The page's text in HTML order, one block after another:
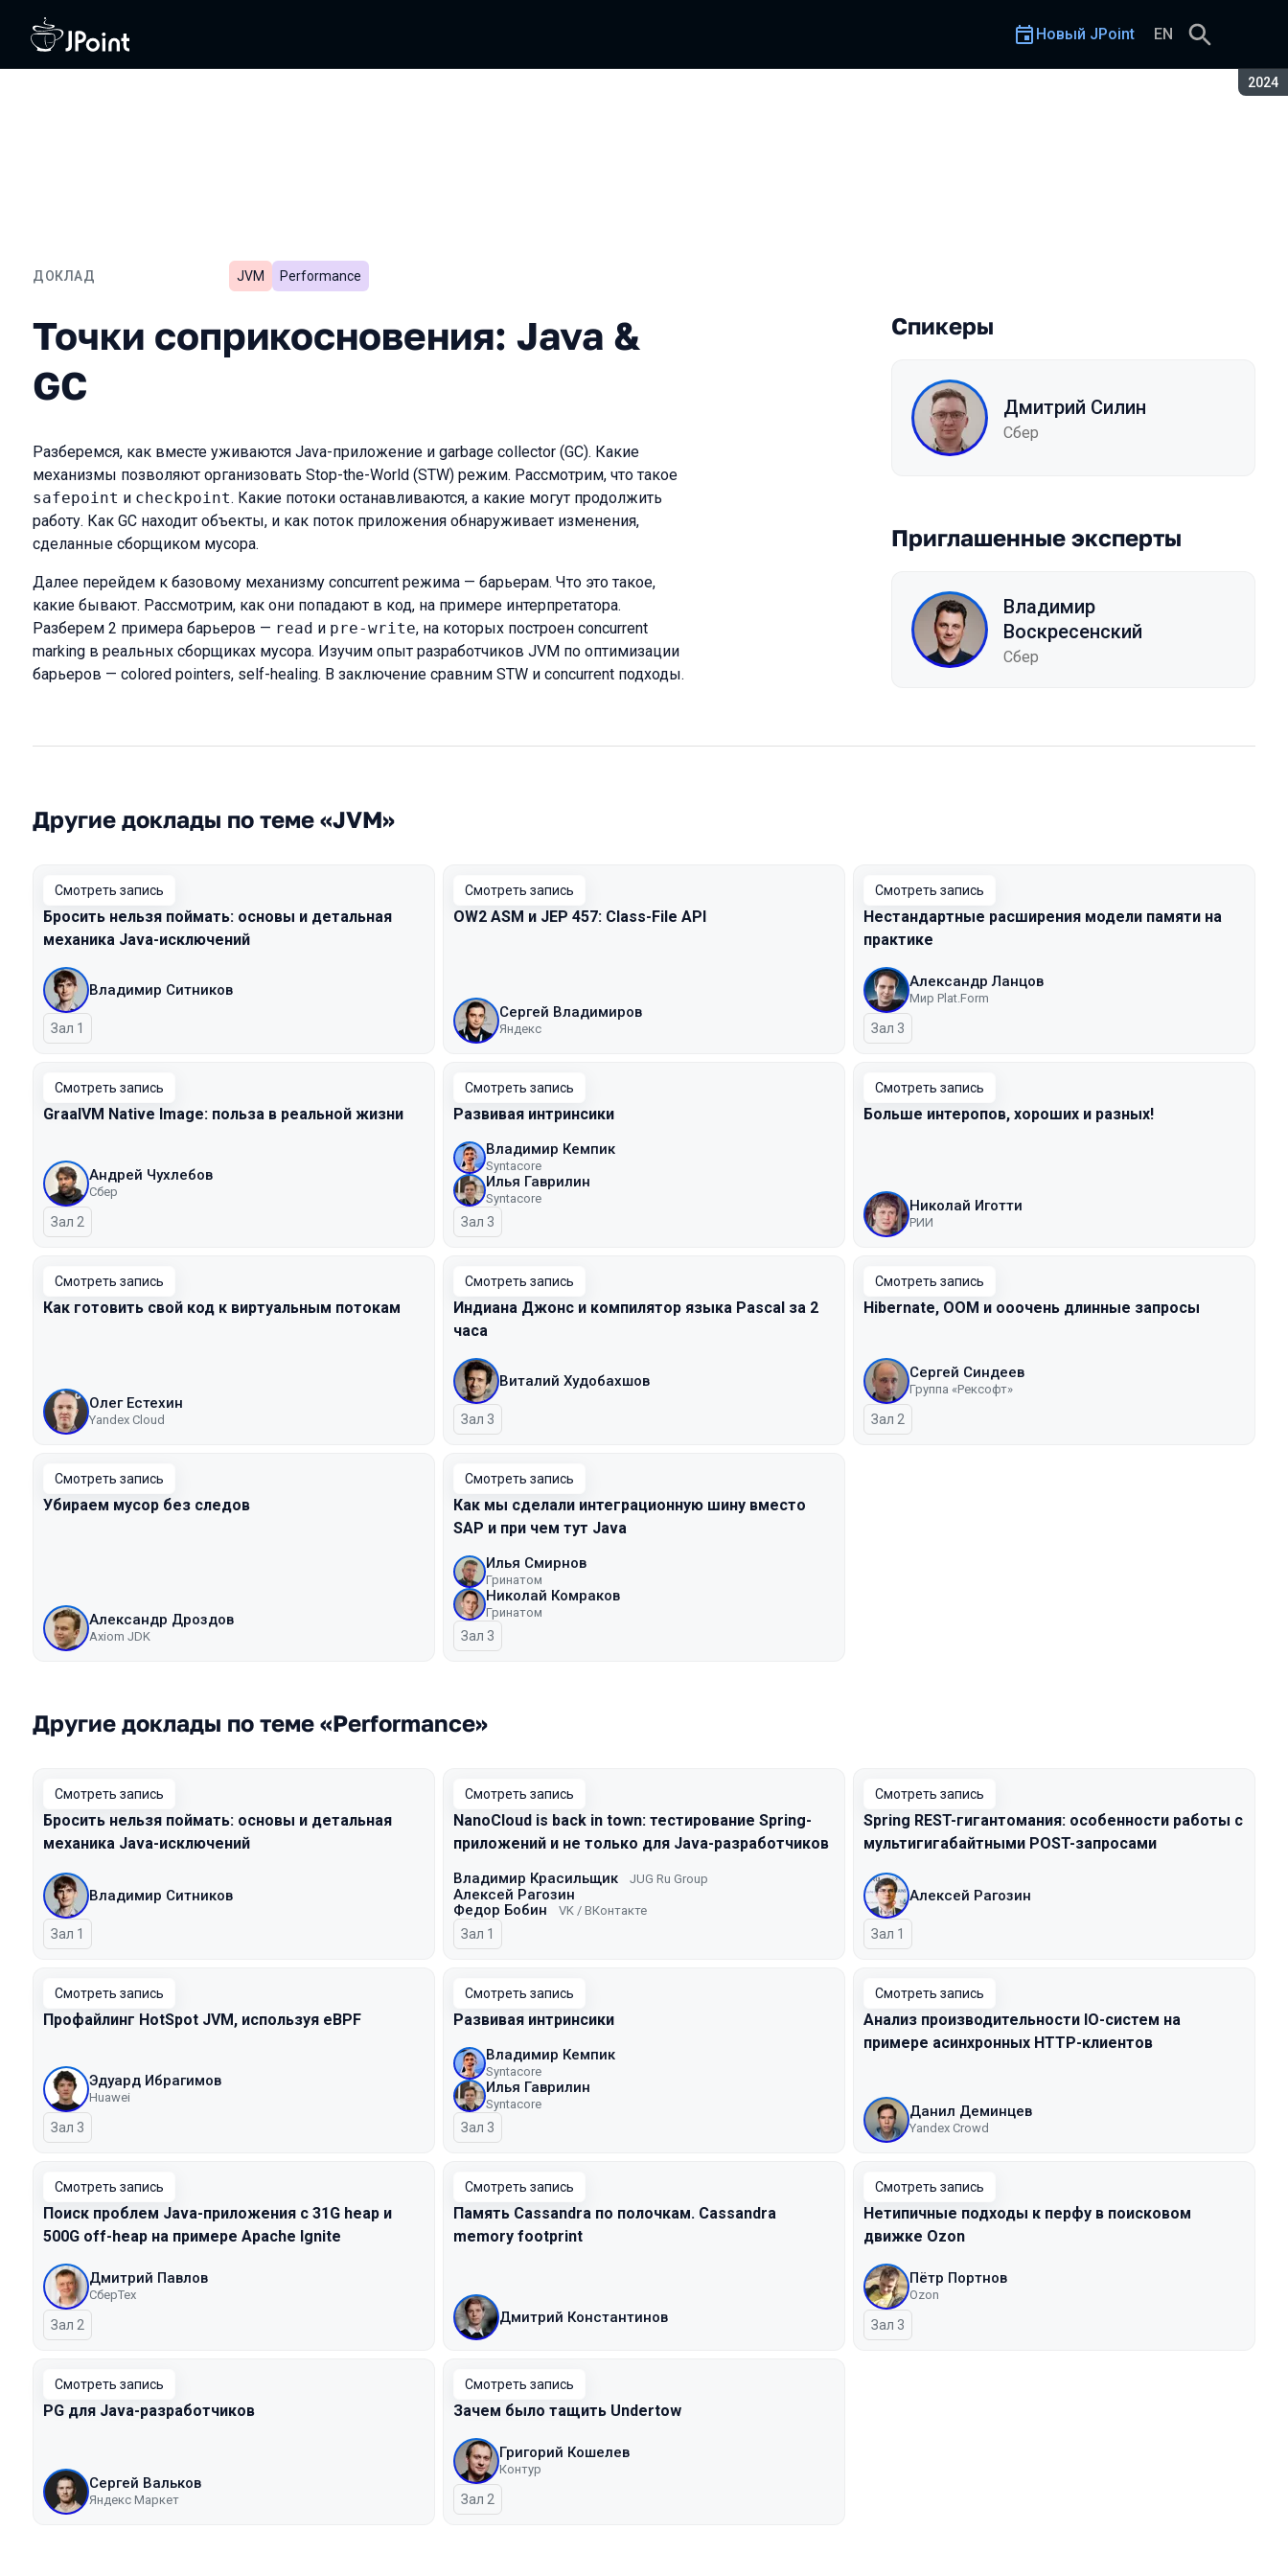
2024
Новый JPoint EN
ДОКЛАД
Точки соприкосновения: Java & GC
JVM Performance
Точки соприкосновения: Java &
GC
Разберемся, как вместе уживаются Java-приложение и garbage collector (GC). Какие
механизмы позволяют организовать Stop-the-World (STW) режим. Рассмотрим, что такое
safepoint и checkpoint. Какие потоки останавливаются, а какие могут продолжить
работу. Как GC находит объекты, и как поток приложения обнаруживает изменения,
сделанные сборщиком мусора.
Далее перейдем к базовому механизму concurrent режима — барьерам. Что это такое,
какие бывают. Рассмотрим, как они попадают в код, на примере интерпретатора.
Разберем 2 примера барьеров — read и pre-write, на которых построен concurrent
marking в реальных сборщиках мусора. Изучим опыт разработчиков JVM по оптимизации
барьеров — colored pointers, self-healing. В заключение сравним STW и concurrent подходы.
Спикеры
Дмитрий Силин
Сбер
Приглашенные эксперты
Владимир
Воскресенский
Сбер
Другие доклады по теме «JVM»
Смотреть запись
Бросить нельзя поймать: основы и детальная
механика Java-исключений
Владимир Ситников
Зал 1
Смотреть запись
OW2 ASM и JEP 457: Class-File API
Сергей Владимиров
Яндекс
Смотреть запись
Нестандартные расширения модели памяти на
практике
Александр Ланцов
Мир Plat.Form
Зал 3
Смотреть запись
GraalVM Native Image: польза в реальной жизни
Андрей Чухлебов
Сбер
Зал 2
Смотреть запись
Развивая интринсики
Владимир Кемпик
Syntacore
Илья Гаврилин
Syntacore
Зал 3
Смотреть запись
Больше интеропов, хороших и разных!
Николай Иготти
РИИ
Смотреть запись
Как готовить свой код к виртуальным потокам
Олег Естехин
Yandex Cloud
Смотреть запись
Индиана Джонс и компилятор языка Pascal за 2
часа
Виталий Худобахшов
Зал 3
Смотреть запись
Hibernate, OOM и ооочень длинные запросы
Сергей Синдеев
Группа «Рексофт»
Зал 2
Смотреть запись
Убираем мусор без следов
Александр Дроздов
Axiom JDK
Смотреть запись
Как мы сделали интеграционную шину вместо
SAP и при чем тут Java
Илья Смирнов
Гринатом
Николай Комраков
Гринатом
Зал 3
Другие доклады по теме «Performance»
Смотреть запись
Бросить нельзя поймать: основы и детальная
механика Java-исключений
Владимир Ситников
Зал 1
Смотреть запись
NanoCloud is back in town: тестирование Spring-
приложений и не только для Java-разработчиков
Владимир Красильщик JUG Ru Group
Алексей Рагозин
Федор Бобин
VK / ВКонтакте
Зал 1
Смотреть запись
Spring REST-гигантомания: особенности работы с
мультигигабайтными POST-запросами
Алексей Рагозин
Зал 1
Смотреть запись
Профайлинг HotSpot JVM, используя eBPF
Эдуард Ибрагимов
Huawei
Зал 3
Смотреть запись
Развивая интринсики
Владимир Кемпик
Syntacore
Илья Гаврилин
Syntacore
Зал 3
Смотреть запись
Анализ производительности IO-систем на
примере асинхронных HTTP-клиентов
Данил Деминцев
Yandex Crowd
Смотреть запись
Поиск проблем Java-приложения с 31G heap и
500G off-heap на примере Apache Ignite
Дмитрий Павлов
СберТех
Зал 2
Смотреть запись
Память Cassandra по полочкам. Cassandra
memory footprint
Дмитрий Константинов
Смотреть запись
Нетипичные подходы к перфу в поисковом
движке Ozon
Пётр Портнов
Ozon
Зал 3
Смотреть запись
PG для Java-разработчиков
Сергей Вальков
Яндекс Маркет
Смотреть запись
Зачем было тащить Undertow
Григорий Кошелев
Контур
Зал 2